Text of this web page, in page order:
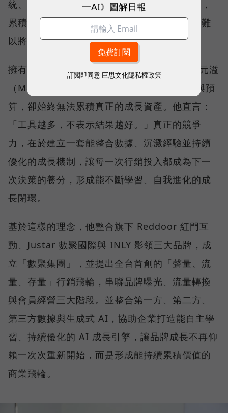
統、跨部門協作成本高昂，一旦負責人員異動，
累積多年的實戰經驗也容易隨之流失，使企業難
以將每一次投入轉化為長期成長動能。
擁有 20 年行銷實戰經驗的數聚集團創辦人張元溢
（Mars），看見許多企業投入愈來愈多工具與預
算，卻始終無法累積真正的成長資產。他直言：
「工具越多，不表示結果越好。」真正的競爭
力，在於建立一套能整合數據、沉澱經驗並持續
優化的成長機制，讓每一次行銷投入都成為下一
次決策的養分，形成能不斷學習、自我進化的成
長閉環。
基於這樣的理念，他整合旗下 Reddoor 紅門互
動、Justar 數聚國際與 INLY 影領三大品牌，成
立「數聚集團」，並提出全台首創的「聲量、流
量、存量」行銷飛輪，串聯品牌曝光、流量轉換
與會員經營三大階段。並整合第一方、第二方、
第三方數據與生成式 AI，協助企業打造能自主學
習、持續優化的 AI 成長引擎，讓品牌成長不再仰
賴一次次重新開始，而是形成能持續累積價值的
商業飛輪。
一AI》圖解日報
訂閱即同意 巨思文化隱私權政策